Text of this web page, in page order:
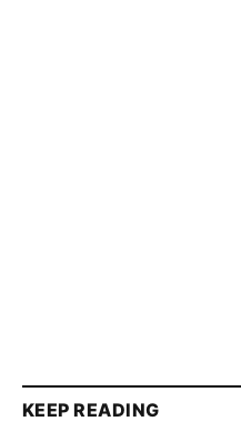
KEEP READING